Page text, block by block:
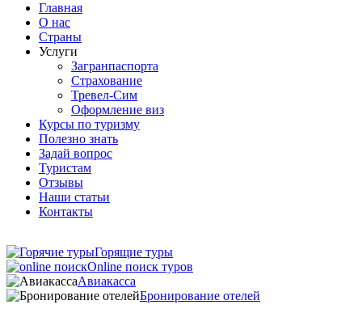
Главная
О нас
Страны
Услуги
Загранпаспорта
Страхование
Тревел-Сим
Оформление виз
Курсы по туризму
Полезно знать
Задай вопрос
Туристам
Отзывы
Наши статьи
Контакты
Горящие туры
Online поиск туров
Авиакасса
Бронирование отелей